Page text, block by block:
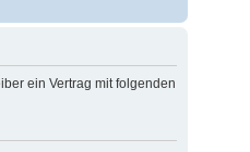
ein Vertrag mit folgenden